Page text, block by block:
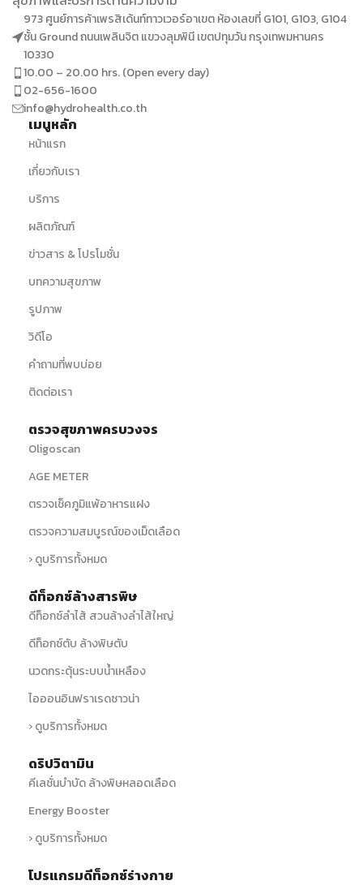
973 ศูนย์การค้าเพรสิเด้นท์ทาวเวอร์อาเขต ห้องเลขที่ G101, G103, G104
ชั้น Ground ถนนเพลินจิต แขวงลุมพินี เขตปทุมวัน กรุงเทพมหานคร
10330
10.00 – 20.00 hrs. (Open every day)
02-656-1600
info@hydrohealth.co.th
เมนูหลัก
หน้าแรก
เกี่ยวกับเรา
บริการ
ผลิตภัณฑ์
ข่าวสาร & โปรโมชั่น
บทความสุขภาพ
รูปภาพ
วิดีโอ
คำถามที่พบบ่อย
ติดต่อเรา
ตรวจสุขภาพครบวงจร
Oligoscan
AGE METER
ตรวจเช็คภูมิแพ้อาหารแฝง
ตรวจความสมบูรณ์ของเม็ดเลือด
› ดูบริการทั้งหมด
ดีท็อกซ์ล้างสารพิษ
ดีท็อกซ์ลำไส้ สวนล้างลำไส้ใหญ่
ดีท็อกซ์ตับ ล้างพิษตับ
นวดกระตุ้นระบบน้ำเหลือง
ไอออนอินฟราเรดซาวน่า
› ดูบริการทั้งหมด
ดริปวิตามิน
คีเลชั่นบำบัด ล้างพิษหลอดเลือด
Energy Booster
› ดูบริการทั้งหมด
โปรแกรมดีท็อกซ์ร่างกาย